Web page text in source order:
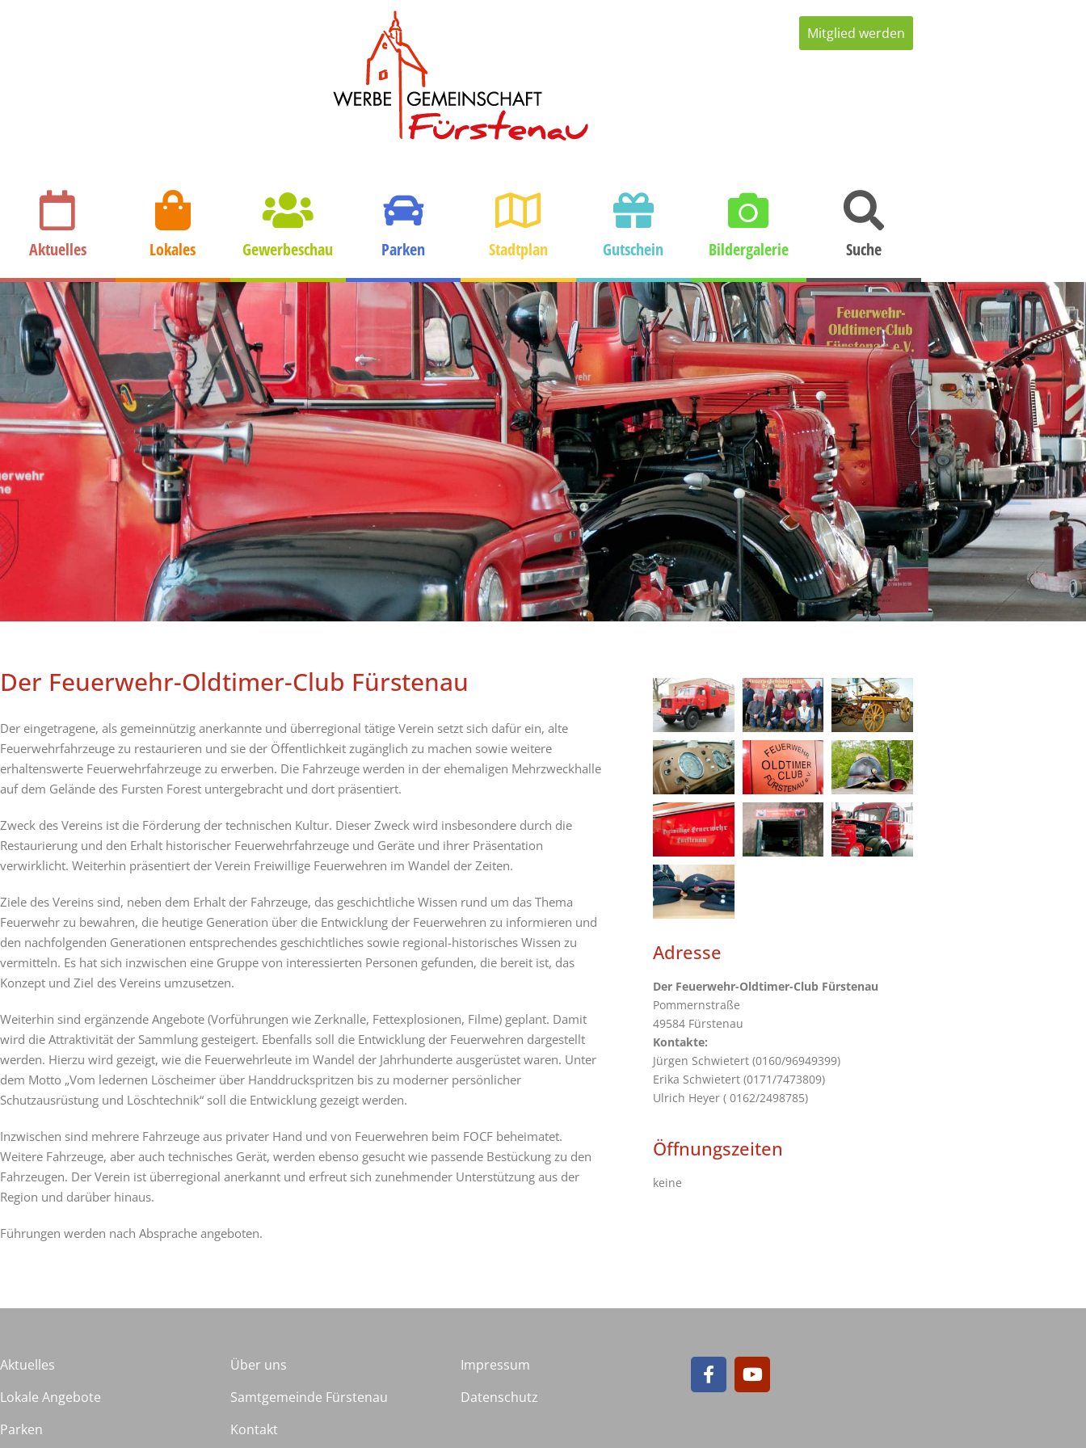
Mitglied werden
Aktuelles Lokales Gewerbeschau Parken Stadtplan Gutschein Bildergalerie Suche
Der Feuerwehr-Oldtimer-Club Fürstenau
Der eingetragene, als gemeinnützig anerkannte und überregional tätige Verein setzt sich dafür ein, alte
Feuerwehrfahrzeuge zu restaurieren und sie der Öffentlichkeit zugänglich zu machen sowie weitere
erhaltenswerte Feuerwehrfahrzeuge zu erwerben. Die Fahrzeuge werden in der ehemaligen Mehrzweckhalle
auf dem Gelände des Fursten Forest untergebracht und dort präsentiert.
Zweck des Vereins ist die Förderung der technischen Kultur. Dieser Zweck wird insbesondere durch die
Restaurierung und den Erhalt historischer Feuerwehrfahrzeuge und Geräte und ihrer Präsentation
verwirklicht. Weiterhin präsentiert der Verein Freiwillige Feuerwehren im Wandel der Zeiten.
Ziele des Vereins sind, neben dem Erhalt der Fahrzeuge, das geschichtliche Wissen rund um das Thema
Feuerwehr zu bewahren, die heutige Generation über die Entwicklung der Feuerwehren zu informieren und
den nachfolgenden Generationen entsprechendes geschichtliches sowie regional-historisches Wissen zu
vermitteln. Es hat sich inzwischen eine Gruppe von interessierten Personen gefunden, die bereit ist, das
Konzept und Ziel des Vereins umzusetzen.
Weiterhin sind ergänzende Angebote (Vorführungen wie Zerknalle, Fettexplosionen, Filme) geplant. Damit
wird die Attraktivität der Sammlung gesteigert. Ebenfalls soll die Entwicklung der Feuerwehren dargestellt
werden. Hierzu wird gezeigt, wie die Feuerwehrleute im Wandel der Jahrhunderte ausgerüstet waren. Unter
dem Motto „Vom ledernen Löscheimer über Handdruckspritzen bis zu moderner persönlicher
Schutzausrüstung und Löschtechnik“ soll die Entwicklung gezeigt werden.
Inzwischen sind mehrere Fahrzeuge aus privater Hand und von Feuerwehren beim FOCF beheimatet.
Weitere Fahrzeuge, aber auch technisches Gerät, werden ebenso gesucht wie passende Bestückung zu den
Fahrzeugen. Der Verein ist überregional anerkannt und erfreut sich zunehmender Unterstützung aus der
Region und darüber hinaus.
Führungen werden nach Absprache angeboten.
Adresse
Der Feuerwehr-Oldtimer-Club Fürstenau
Pommernstraße
49584 Fürstenau
Kontakte:
Jürgen Schwietert (0160/96949399)
Erika Schwietert (0171/7473809)
Ulrich Heyer ( 0162/2498785)
Öffnungszeiten
keine
Aktuelles
Lokale Angebote
Parken
Über uns
Samtgemeinde Fürstenau
Kontakt
Impressum
Datenschutz